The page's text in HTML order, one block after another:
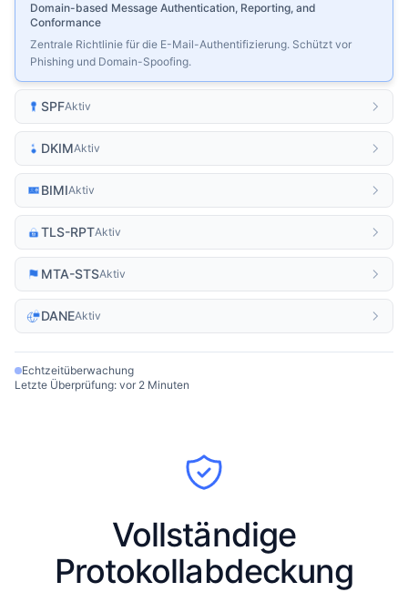
Domain-based Message Authentication, Reporting, and
Conformance
Zentrale Richtlinie für die E-Mail-Authentifizierung. Schützt vor
Phishing und Domain-Spoofing.
SPFAktiv
DKIMAktiv
BIMIAktiv
TLS-RPTAktiv
MTA-STSAktiv
DANEAktiv
Echtzeitüberwachung
Letzte Überprüfung: vor 2 Minuten
Vollständige
Protokollabdeckung